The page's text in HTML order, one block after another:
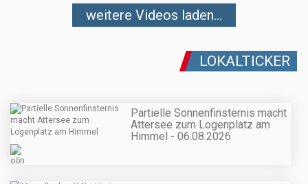
weitere Videos laden...
LOKALTICKER
Partielle Sonnenfinsternis macht
Attersee zum Logenplatz am
Himmel - 06.08.2026